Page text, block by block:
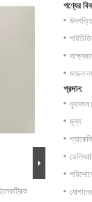
পণ্যের
মডেল
প্রদান:
ন্যূনতম
মূল্য: